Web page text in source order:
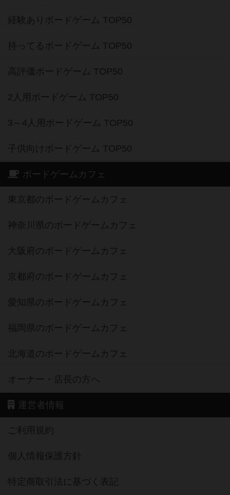
経験ありボードゲーム TOP50
持ってるボードゲーム TOP50
高評価ボードゲーム TOP50
2人用ボードゲーム TOP50
3～4人用ボードゲーム TOP50
子供向けボードゲーム TOP50
ボードゲームカフェ
東京都のボードゲームカフェ
神奈川県のボードゲームカフェ
大阪府のボードゲームカフェ
京都府のボードゲームカフェ
愛知県のボードゲームカフェ
福岡県のボードゲームカフェ
北海道のボードゲームカフェ
オーナー・店長の方へ
運営者情報
ご利用規約
個人情報保護方針
特定商取引法に基づく表記